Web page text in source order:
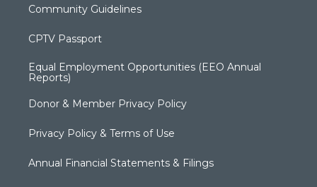
Community Guidelines
CPTV Passport
Equal Employment Opportunities (EEO Annual
Reports)
Donor & Member Privacy Policy
Privacy Policy & Terms of Use
Annual Financial Statements & Filings